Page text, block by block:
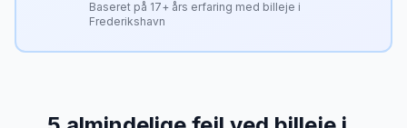
Baseret på 17+ års erfaring med billeje i
Frederikshavn